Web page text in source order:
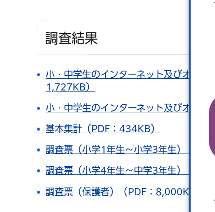
調査結果
小・中学生のインターネット及びオンラ
1,727KB）
小・中学生のインターネット及びオンラ
基本集計（PDF：434KB）
調査票（小学1年生～小学3年生）（
調査票（小学4年生～中学3年生）（
調査票（保護者）（PDF：8,000KB）